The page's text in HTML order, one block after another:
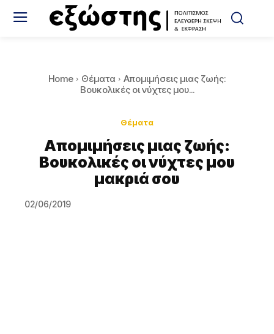
Home Θέματα
Απομιμήσεις μιας ζωής:
Βουκολικές οι νύχτες μου...
Θέματα
Απομιμήσεις μιας ζωής:
Βουκολικές οι νύχτες μου
μακριά σου
02/06/2019